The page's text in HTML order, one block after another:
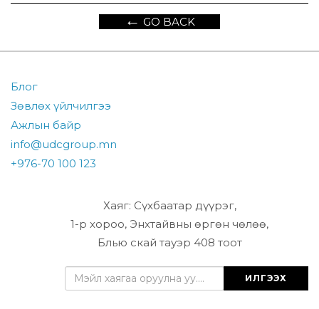
← GO BACK
Блог
Зөвлөх үйлчилгээ
Ажлын байр
info@udcgroup.mn
+976-70 100 123
Хаяг: Сүхбаатар дүүрэг,
1-р хороо, Энхтайвны өргөн чөлөө,
Блью скай тауэр 408 тоот
ИЛГЭЭХ